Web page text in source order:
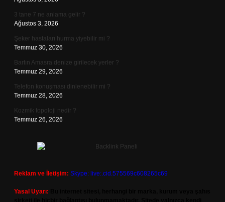
3 tane 7 ne anlama gelir ?
Ağustos 3, 2026
Şeker hastaları hurma yiyebilir mi ?
Temmuz 30, 2026
Bartın Amasra denize girilecek yerler ?
Temmuz 29, 2026
Telefon konuşması dinlenebilir mi ?
Temmuz 28, 2026
Kozmik topoloji nedir ?
Temmuz 26, 2026
Reklam ve İletişim: Skype: live:.cid.575569c608265c69
Yasal Uyarı: